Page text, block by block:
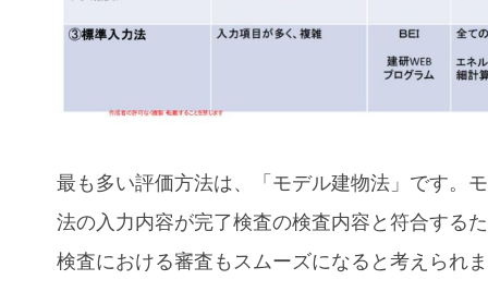
最も多い評価方法は、「モデル建物法」です。
法の入力内容が完了検査の検査内容と符合する
検査における審査もスムーズになると考えられ